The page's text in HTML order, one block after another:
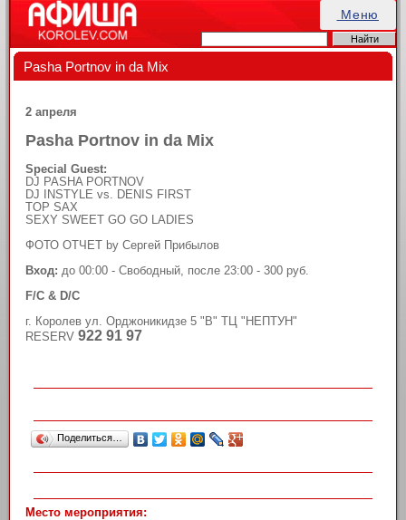
Меню
Pasha Portnov in da Mix
2 апреля
Pasha Portnov in da Mix
Special Guest:
DJ PASHA PORTNOV
DJ INSTYLE vs. DENIS FIRST
TOP SAX
SEXY SWEET GO GO LADIES
ФОТО ОТЧЕТ by Сергей Прибылов
Вход: до 00:00 - Свободный, после 23:00 - 300 руб.
F/C & D/C
г. Королев ул. Орджоникидзе 5 "В" ТЦ "НЕПТУН"
RESERV922 91 97
Поделиться…
Место мероприятия: